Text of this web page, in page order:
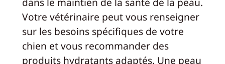
Votre vétérinaire peut vous renseigner
sur les besoins spécifiques de votre
chien et vous recommander des
produits hydratants adaptés. Une peau